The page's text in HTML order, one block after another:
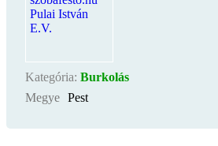
Kategória: Burkolás
Megye Pest